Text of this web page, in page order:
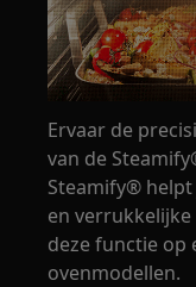
Ervaar de
van de
Steamify®
en
deze functie op
ovenmodellen.